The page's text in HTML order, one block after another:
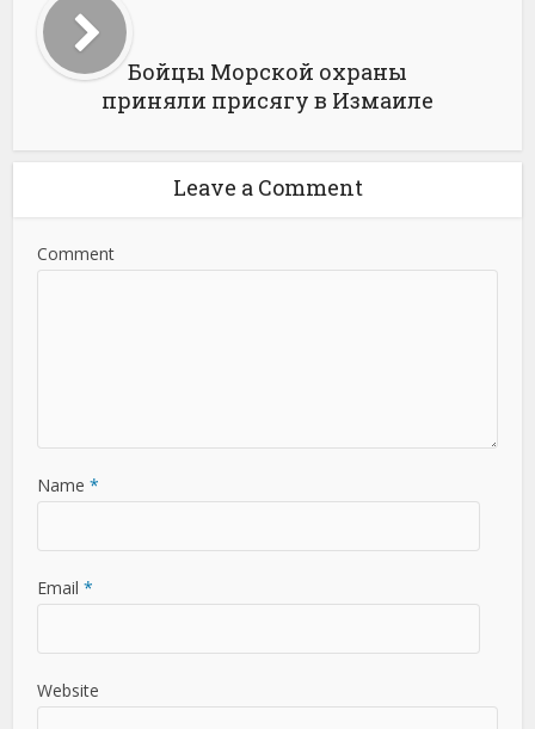
Бойцы Морской охраны
приняли присягу в Измаиле
Leave a Comment
Comment
Name *
Email *
Website